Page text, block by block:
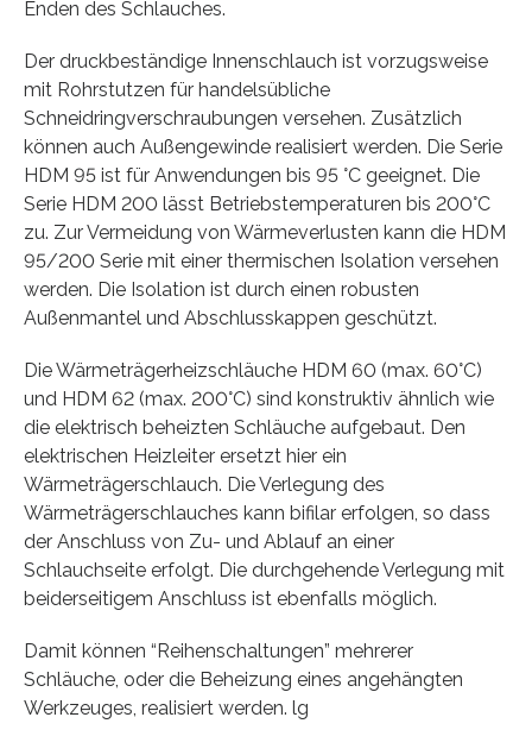
Enden des Schlauches.
Der druckbeständige Innenschlauch ist vorzugsweise
mit Rohrstutzen für handelsübliche
Schneidringverschraubungen versehen. Zusätzlich
können auch Außengewinde realisiert werden. Die Serie
HDM 95 ist für Anwendungen bis 95 °C geeignet. Die
Serie HDM 200 lässt Betriebstemperaturen bis 200°C
zu. Zur Vermeidung von Wärmeverlusten kann die HDM
95/200 Serie mit einer thermischen Isolation versehen
werden. Die Isolation ist durch einen robusten
Außenmantel und Abschlusskappen geschützt.
Die Wärmeträgerheizschläuche HDM 60 (max. 60°C)
und HDM 62 (max. 200°C) sind konstruktiv ähnlich wie
die elektrisch beheizten Schläuche aufgebaut. Den
elektrischen Heizleiter ersetzt hier ein
Wärmeträgerschlauch. Die Verlegung des
Wärmeträgerschlauches kann bifilar erfolgen, so dass
der Anschluss von Zu- und Ablauf an einer
Schlauchseite erfolgt. Die durchgehende Verlegung mit
beiderseitigem Anschluss ist ebenfalls möglich.
Damit können “Reihenschaltungen” mehrerer
Schläuche, oder die Beheizung eines angehängten
Werkzeuges, realisiert werden. lg